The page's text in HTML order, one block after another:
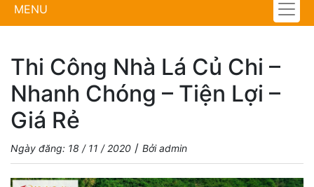
MENU
Thi Công Nhà Lá Củ Chi –
Nhanh Chóng – Tiện Lợi –
Giá Rẻ
Ngày đăng: 18 / 11 / 2020 / Bởi admin